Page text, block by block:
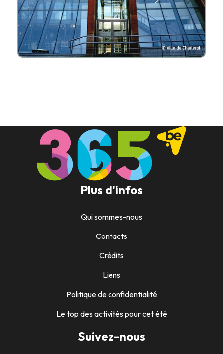
Plus d'infos
Qui sommes-nous
Contacts
Crédits
Liens
Politique de confidentialité
Le top des activités pour cet été
Suivez-nous